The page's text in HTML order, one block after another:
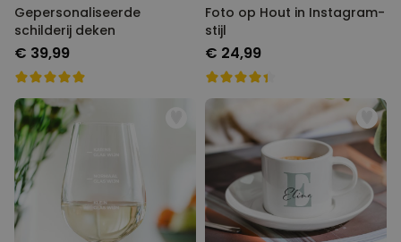
Gepersonaliseerde schilderij
deken
€ 39,99
Foto op Hout in Instagram-stijl
€ 24,99